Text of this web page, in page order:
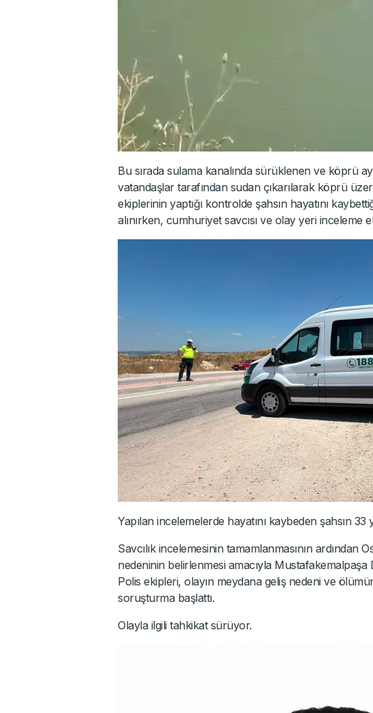
Bu sırada sulama kanalında sürüklenen ve köprü
vatandaşlar tarafından sudan çıkarılarak köprü
ekiplerinin yaptığı kontrolde şahsın hayatını
alınırken, cumhuriyet savcısı ve olay yeri inceleme
Yapılan incelemelerde hayatını kaybeden şahsın 33
Savcılık incelemesinin tamamlanmasının ardından
nedeninin belirlenmesi amacıyla Mustafakemalpaşa
Polis ekipleri, olayın meydana geliş nedeni ve
soruşturma başlattı.
Olayla ilgili tahkikat sürüyor.